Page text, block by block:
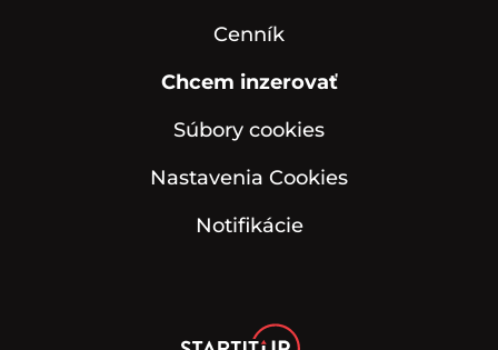
Cenník
Chcem inzerovať
Súbory cookies
Nastavenia Cookies
Notifikácie